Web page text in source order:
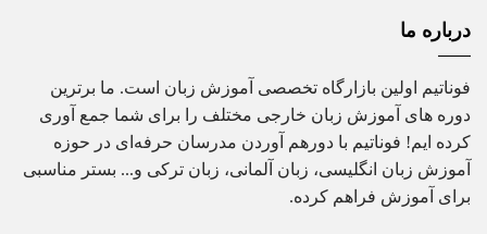
درباره ما
فوناتیم اولین بازارگاه تخصصی آموزش زبان است. ما برترین
دوره های آموزش زبان خارجی مختلف را برای شما جمع آوری
کرده ایم! فوناتیم با دورهم آوردن مدرسان حرفه‌ای در حوزه
آموزش زبان انگلیسی، زبان آلمانی، زبان ترکی و... بستر مناسبی
برای آموزش فراهم کرده.